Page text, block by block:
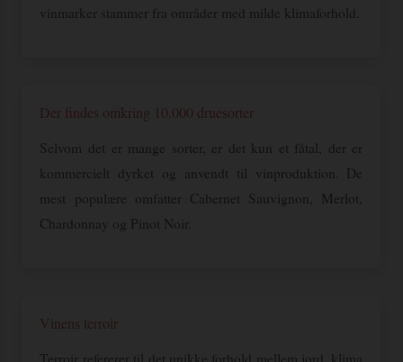
vinmarker stammer fra områder med milde klimaforhold.
Der findes omkring 10.000 druesorter
Selvom det er mange sorter, er det kun et fåtal, der er
kommercielt dyrket og anvendt til vinproduktion. De
mest populære omfatter Cabernet Sauvignon, Merlot,
Chardonnay og Pinot Noir.
Vinens terroir